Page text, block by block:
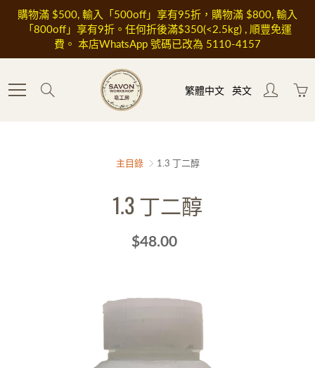
Skip
Content
購物滿 $500, 輸入「500off」享有95折，購物滿 $800, 輸入
「800off」享有9折。任何折後滿$350(<2.5kg) , 順豐免運
費。 本店WhatsApp 號碼已改為 5110-4157
繁體中文 英文
主目錄 1.3 丁二醇
1.3 丁二醇
$48.00